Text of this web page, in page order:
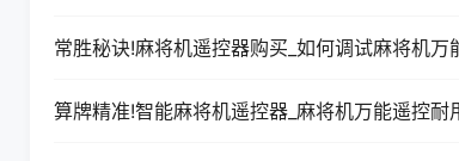
常胜秘诀!麻将机遥控器购买_如何调试麻将机万
算牌精准!智能麻将机遥控器_麻将机万能遥控耐